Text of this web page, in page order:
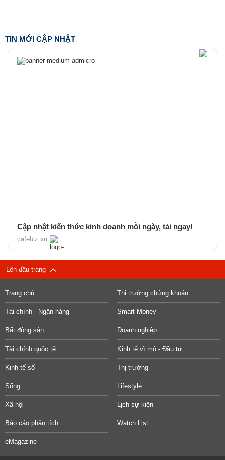
TIN MỚI CẬP NHẬT
Cập nhật kiến thức kinh doanh mỗi ngày, tải ngay!
cafebiz.vn
Lên đầu trang
Trang chủ Thị trường chứng khoán
Tài chính - Ngân hàng Smart Money
Bất động sản Doanh nghiệp
Tài chính quốc tế Kinh tế vĩ mô - Đầu tư
Kinh tế số Thị trường
Sống Lifestyle
Xã hội Lịch sự kiện
Báo cáo phân tích Watch List
eMagazine